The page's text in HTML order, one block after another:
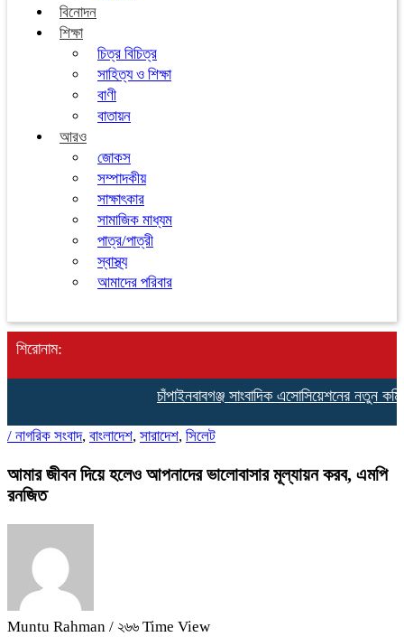
বিনোদন
শিক্ষা
চিত্র বিচিত্র
সাহিত্য ও শিক্ষা
বাণী
বাতায়ন
আরও
জোকস
সম্পাদকীয়
সাক্ষাৎকার
সামাজিক মাধ্যম
পাত্র/পাত্রী
স্বাস্থ্য
আমাদের পরিবার
শিরোনাম:
চাঁপাইনবাবগঞ্জ সাংবাদিক এসোসিয়েশনের নতুন
/ নাগরিক সংবাদ, বাংলাদেশ, সারাদেশ, সিলেট
আমার জীবন দিয়ে হলেও আপনাদের ভালোবাসার মূল্যায়ন করব, এমপি
রনজিত
Muntu Rahman / ২৬৬ Time View